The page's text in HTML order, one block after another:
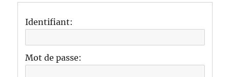
Identifiant:
Mot de passe: